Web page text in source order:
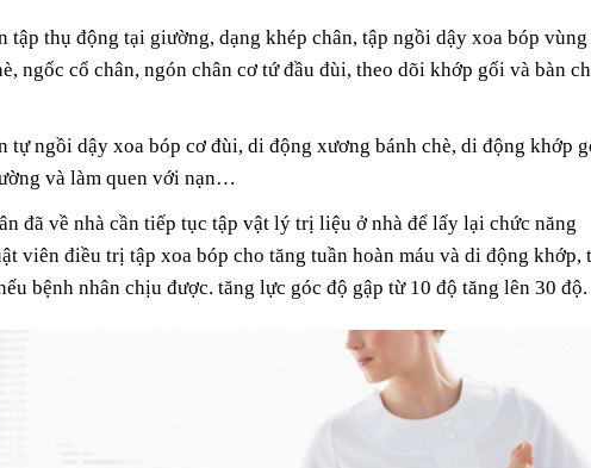
tập thụ động tại giường, dạng khép chân, tập ngồi dậy xoa bóp vùng
ngốc cổ chân, ngón chân cơ tứ đầu đùi, theo dõi khớp gối và bàn
tự ngồi dậy xoa bóp cơ đùi, di động xương bánh chè, di động khớp
và làm quen với nạn…
đã về nhà cần tiếp tục tập vật lý trị liệu ở nhà để lấy lại chức năng
viên điều trị tập xoa bóp cho tăng tuần hoàn máu và di động khớp,
bệnh nhân chịu được. tăng lực góc độ gập từ 10 độ tăng lên 30 độ.